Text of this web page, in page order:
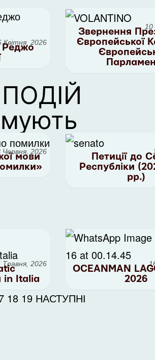
Квітня, 2026
Реджо
Звернення
Європейської
Червня, 2026
мови
Петиції до
Республіки
рр.)
Травня, 2026
in Italia
OCEANMAN
2026
18 19 НАСТУПНІ